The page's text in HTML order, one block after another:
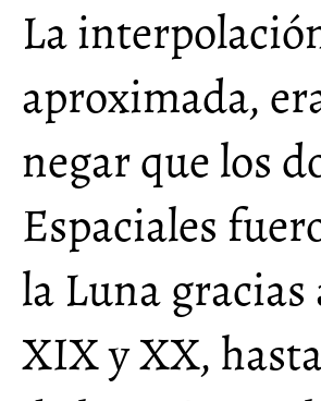
La
aproximada,
negar que los
Espaciales
la Luna
XIX y XX,